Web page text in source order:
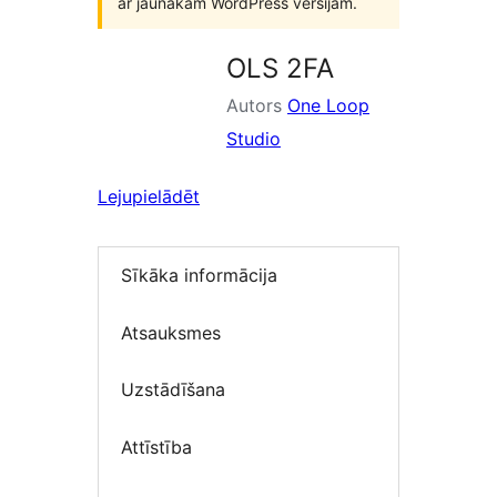
OLS 2FA
Autors One Loop
Studio
Lejupielādēt
Sīkāka informācija
Atsauksmes
Uzstādīšana
Attīstība